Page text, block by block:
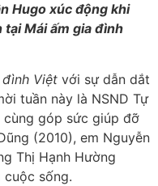
Hugo xúc động khi
Mái ấm gia đình
Việtvới sự dẫn dắt
tuần này là NSND Tự
cùng góp sức giúp đỡ
(2010), em Nguyễn
Thị Hạnh Hường
sống.